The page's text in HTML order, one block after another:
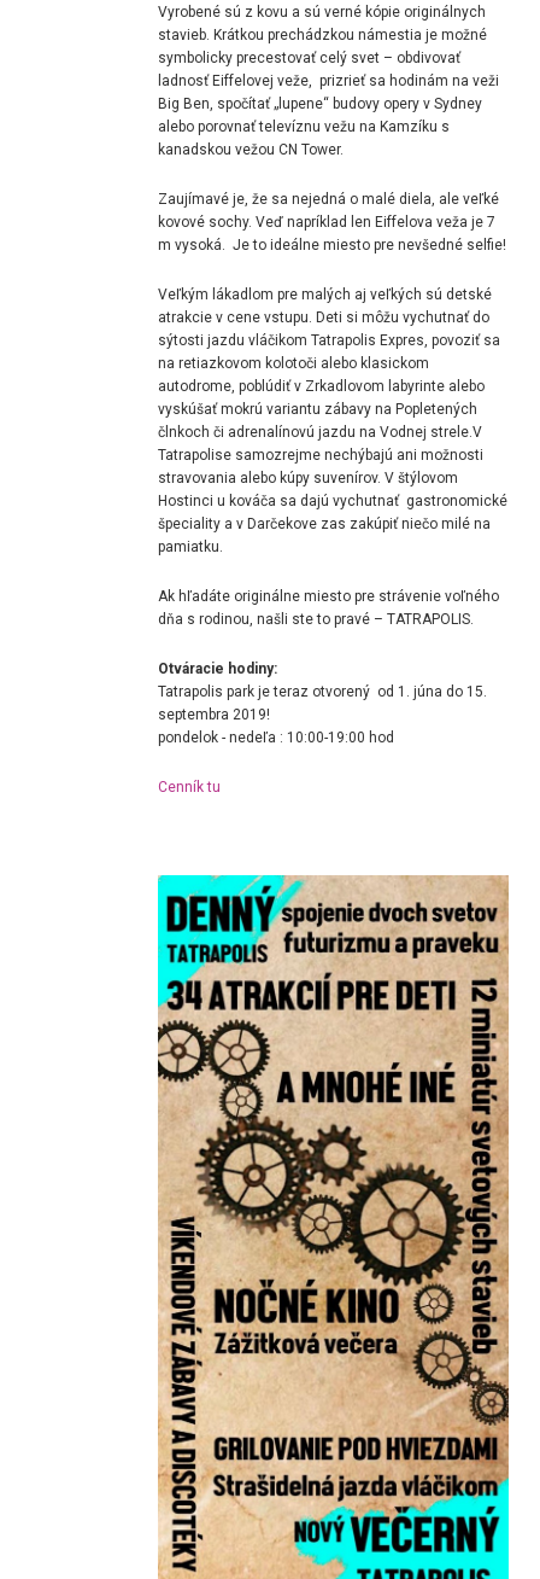
Vyrobené sú z kovu a sú verné kópie originálnych
stavieb. Krátkou prechádzkou námestia je možné
symbolicky precestovať celý svet – obdivovať
ladnosť Eiffelovej veže, prizrieť sa hodinám na veži
Big Ben, spočítať „lupene“ budovy opery v Sydney
alebo porovnať televíznu vežu na Kamzíku s
kanadskou vežou CN Tower.
Zaujímavé je, že sa nejedná o malé diela, ale veľké
kovové sochy. Veď napríklad len Eiffelova veža je 7
m vysoká. Je to ideálne miesto pre nevšedné selfie!
Veľkým lákadlom pre malých aj veľkých sú detské
atrakcie v cene vstupu. Deti si môžu vychutnať do
sýtosti jazdu vláčikom Tatrapolis Expres, povoziť sa
na retiazkovom kolotoči alebo klasickom
autodrome, poblúdiť v Zrkadlovom labyrinte alebo
vyskúšať mokrú variantu zábavy na Popletených
člnkoch či adrenalínovú jazdu na Vodnej strele.V
Tatrapolise samozrejme nechýbajú ani možnosti
stravovania alebo kúpy suvenírov. V štýlovom
Hostinci u kováča sa dajú vychutnať gastronomické
špeciality a v Darčekove zas zakúpiť niečo milé na
pamiatku.
Ak hľadáte originálne miesto pre strávenie voľného
dňa s rodinou, našli ste to pravé – TATRAPOLIS.
Otváracie hodiny:
Tatrapolis park je teraz otvorený od 1. júna do 15.
septembra 2019!
pondelok - nedeľa : 10:00-19:00 hod
Cenník tu